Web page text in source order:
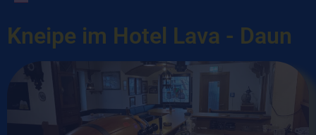
Kneipe im Hotel Lava - Daun